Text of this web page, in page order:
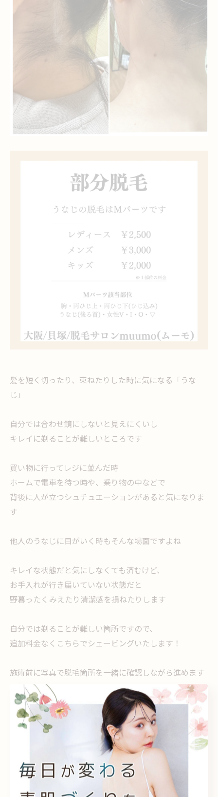
髪を短く切ったり、束ねたりした時に気になる「うな
じ」
自分では合わせ鏡にしないと見えにくいし
キレイに剃ることが難しいところです
買い物に行ってレジに並んだ時
ホームで電車を待つ時や、乗り物の中などで
背後に人が立つシュチュエーションがあると気になりま
す
他人のうなじに目がいく時もそんな場面ですよね
キレイな状態だと気にしなくても済むけど、
お手入れが行き届いていない状態だと
野暮ったくみえたり清潔感を損ねたりします
自分では剃ることが難しい箇所ですので、
追加料金なくこちらでシェービングいたします！
施術前に写真で脱毛箇所を一緒に確認しながら進めます
--------------------------------------------------------------------
フェイシャル・脱毛サロンmuumo
大阪府貝塚市清児６５４−４５
電話番号：072-442-2220
--------------------------------------------------------------------